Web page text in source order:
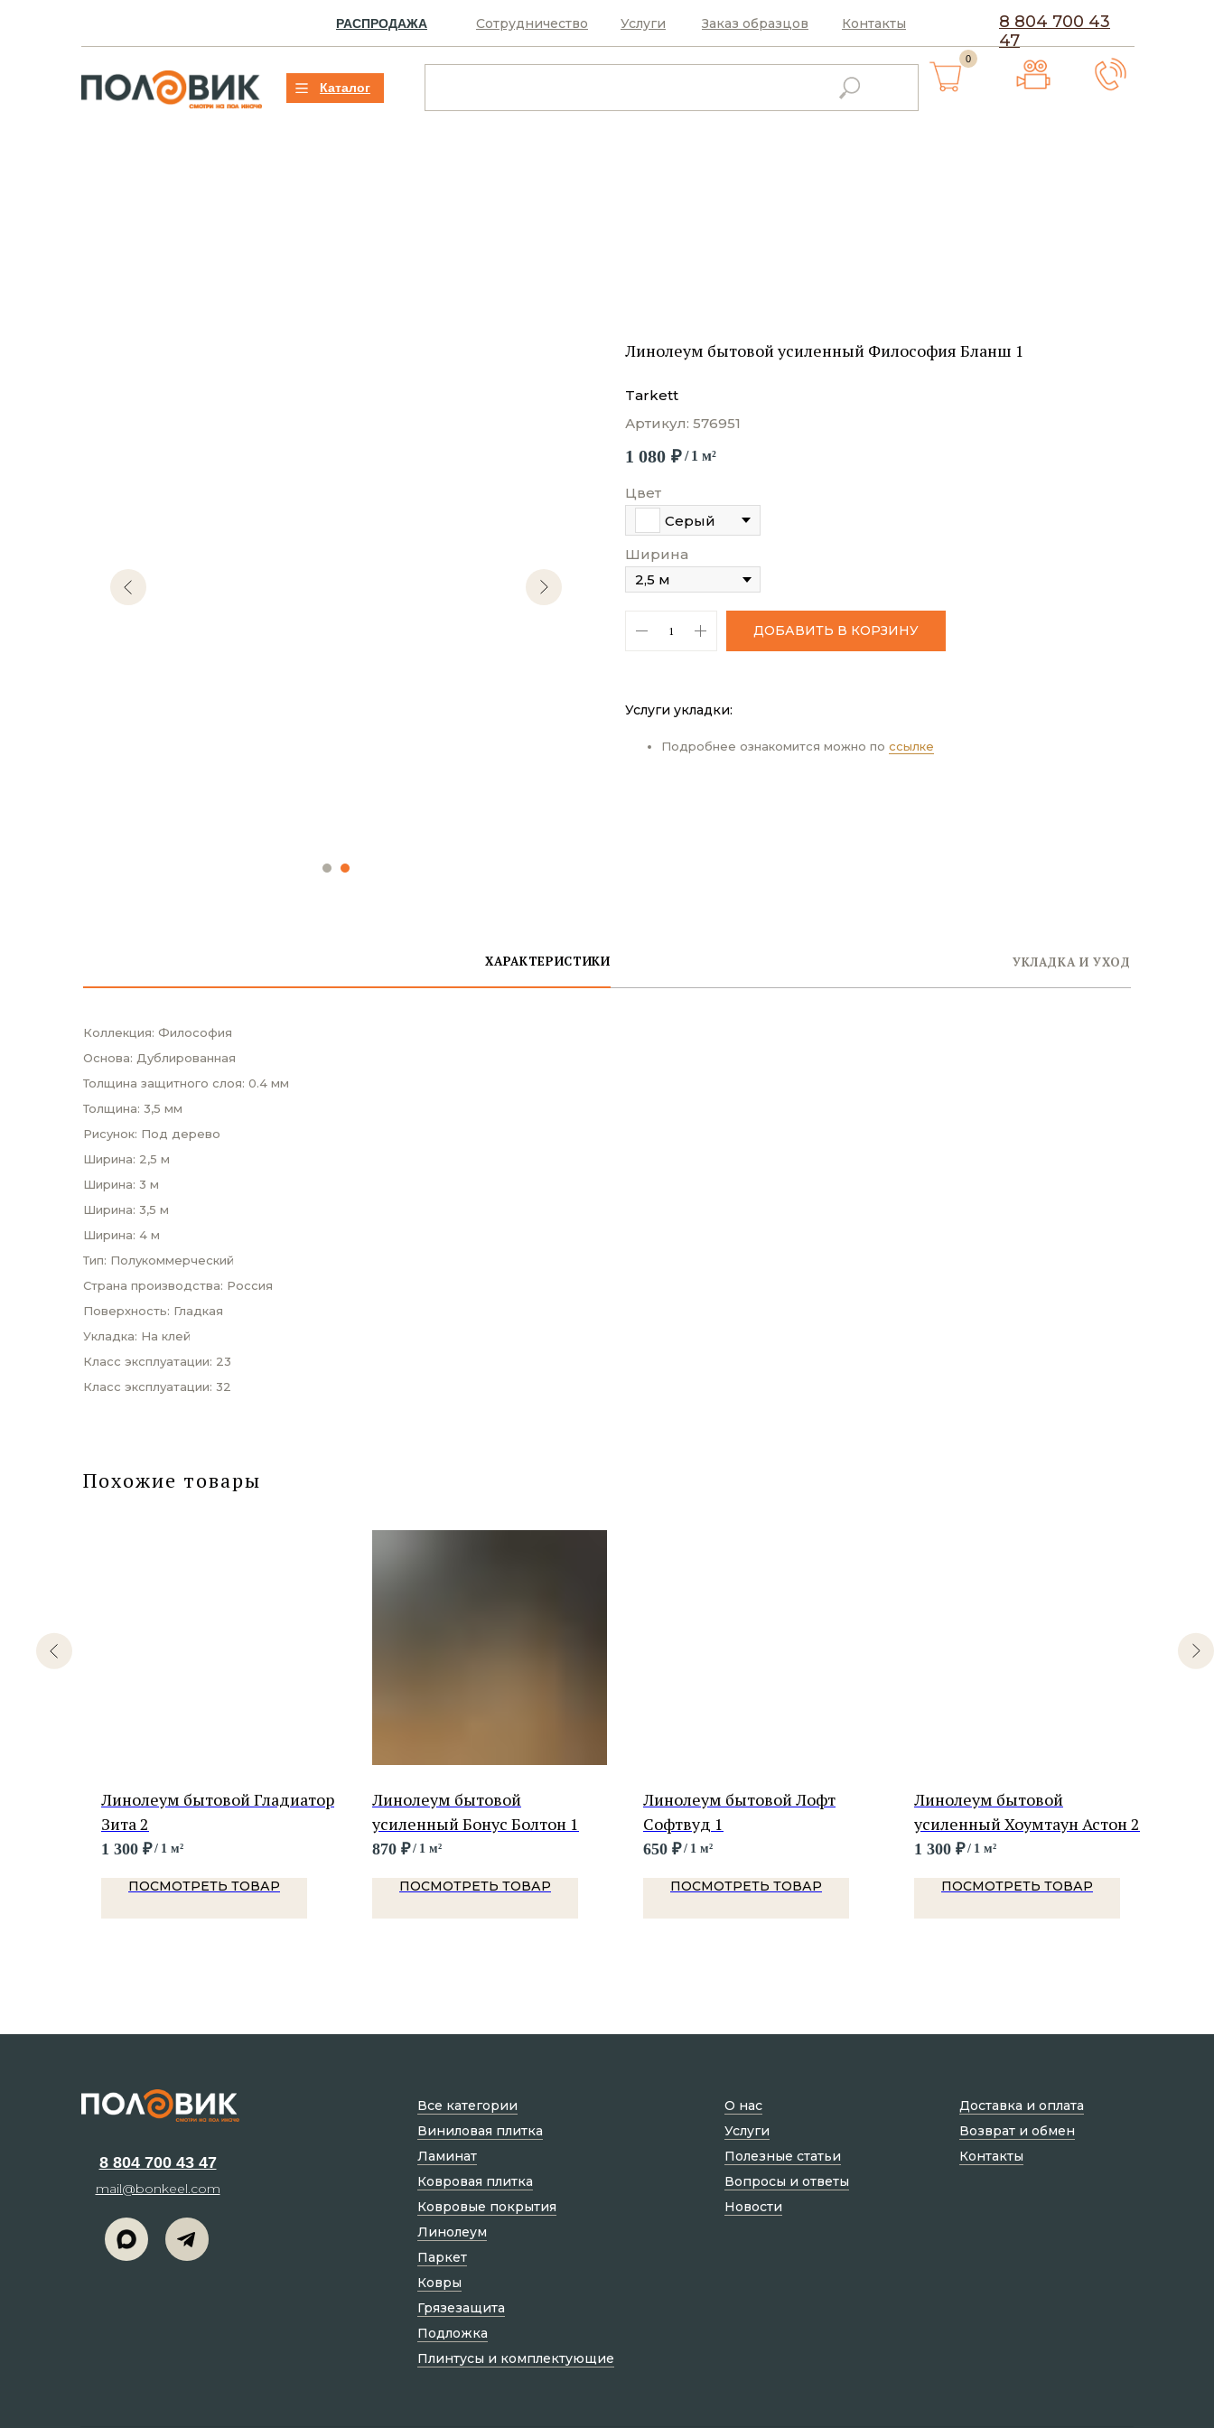
8 804 700 43
47
Услуги
Сотрудничество Контакты
Заказ образцов
РАСПРОДАЖА
0
Каталог
Линолеум бытовой усиленный Философия Бланш 1
Tarkett
Артикул: 576951
1 080 ₽/ 1 м²
Цвет
Серый
Ширина
ДОБАВИТЬ В КОРЗИНУ
Услуги укладки:
Подробнее ознакомится можно по ссылке
ХАРАКТЕРИСТИКИ УКЛАДКА И УХОД
Коллекция: Философия
Основа: Дублированная
Толщина защитного слоя: 0.4 мм
Толщина: 3,5 мм
Рисунок: Под дерево
Ширина: 2,5 м
Ширина: 3 м
Ширина: 3,5 м
Ширина: 4 м
Тип: Полукоммерческий
Страна производства: Россия
Поверхность: Гладкая
Укладка: На клей
Класс эксплуатации: 23
Класс эксплуатации: 32
Похожие товары
Линолеум бытовой Гладиатор
Зита 2
1 300 ₽/ 1 м²
ПОСМОТРЕТЬ ТОВАР
Линолеум бытовой
усиленный Бонус Болтон 1
870 ₽/ 1 м²
ПОСМОТРЕТЬ ТОВАР
Линолеум бытовой Лофт
Софтвуд 1
650 ₽/ 1 м²
ПОСМОТРЕТЬ ТОВАР
Линолеум бытовой
усиленный Хоумтаун Астон 2
1 300 ₽/ 1 м²
ПОСМОТРЕТЬ ТОВАР
8 804 700 43 47
mail@bonkeel.com
О нас
Услуги
Полезные статьи
Вопросы и ответы
Новости
Доставка и оплата
Возврат и обмен
Контакты
Все категории
Виниловая плитка
Ламинат
Ковровая плитка
Ковровые покрытия
Линолеум
Паркет
Ковры
Грязезащита
Подложка
Плинтусы и комплектующие